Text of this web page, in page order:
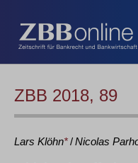
ZBB 2018, 89
Lars Klöhn*/Nicolas